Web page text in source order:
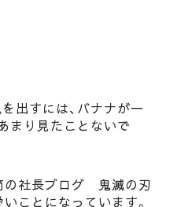
もお応えしています。
笥の社長ブログ 洗い
出すには、バナナが一
まり見たことないで
の社長ブログ 鬼滅の刃
ことになっています。